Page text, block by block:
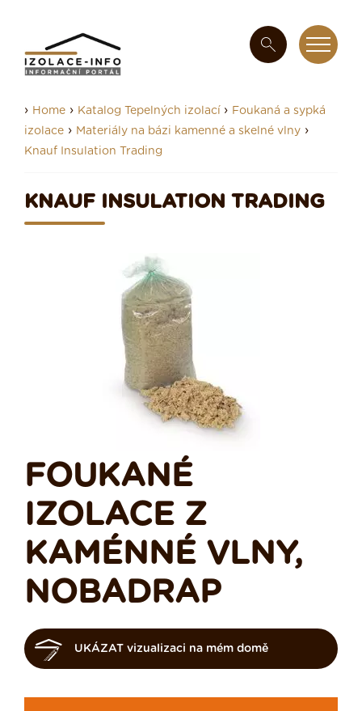
› Home › Katalog Tepelných izolací › Foukaná a sypká
izolace › Materiály na bázi kamenné a skelné vlny ›
Knauf Insulation Trading
KNAUF INSULATION TRADING
FOUKANÉ
IZOLACE Z
KAMÉNNÉ VLNY,
NOBADRAP
UKÁZAT vizualizaci na mém domě